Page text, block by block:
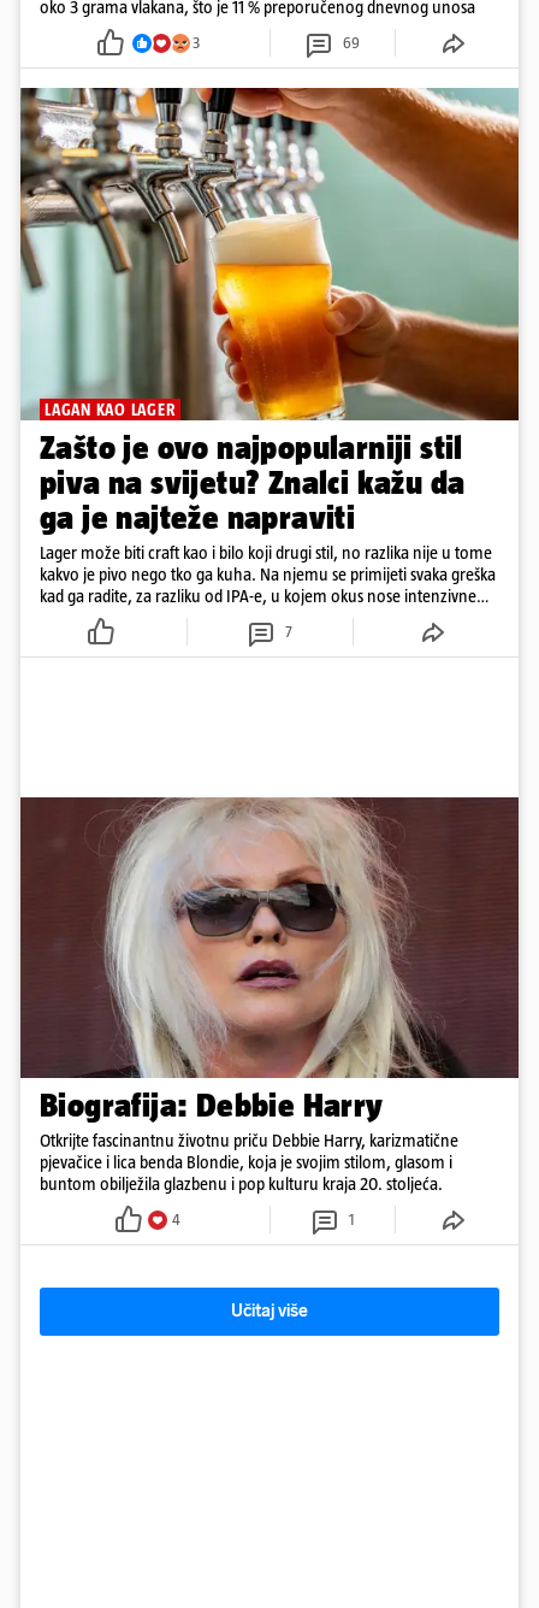
oko 3 grama vlakana, što je 11 % preporučenog dnevnog unosa
3 69
LAGAN KAO LAGER
Zašto je ovo najpopularniji stil
piva na svijetu? Znalci kažu da
ga je najteže napraviti
Lager može biti craft kao i bilo koji drugi stil, no razlika nije u tome
kakvo je pivo nego tko ga kuha. Na njemu se primijeti svaka greška
kad ga radite, za razliku od IPA-e, u kojem okus nose intenzivne
7
Biografija: Debbie Harry
Otkrijte fascinantnu životnu priču Debbie Harry, karizmatične
pjevačice i lica benda Blondie, koja je svojim stilom, glasom i
buntom obilježila glazbenu i pop kulturu kraja 20. stoljeća.
4 1
Učitaj više